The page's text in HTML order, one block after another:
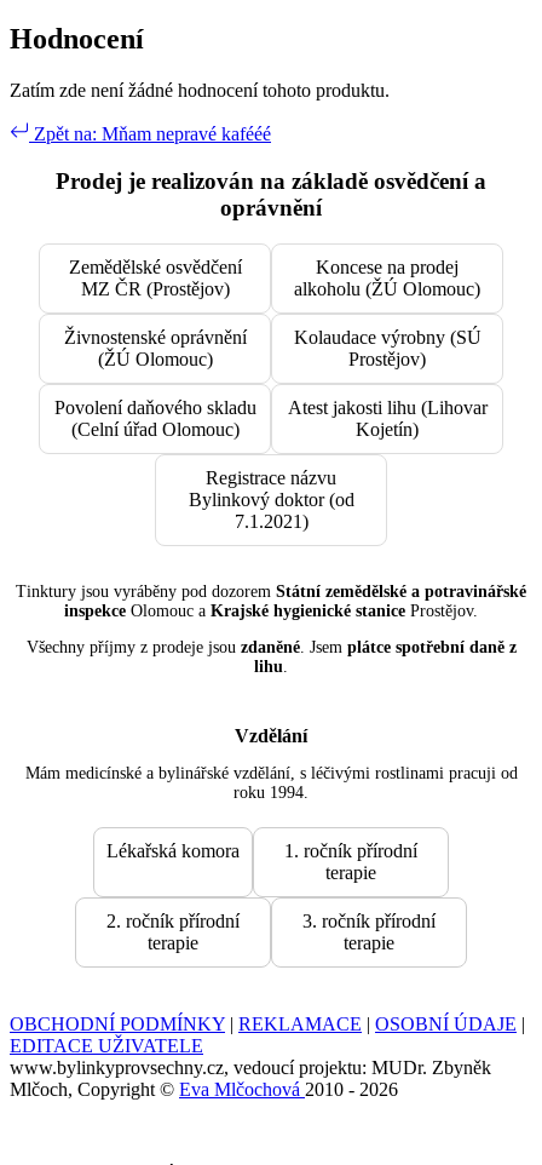
Hodnocení
Zatím zde není žádné hodnocení tohoto produktu.
Zpět na: Mňam nepravé kafééé
Prodej je realizován na základě osvědčení a
oprávnění
Zemědělské osvědčení
MZ ČR (Prostějov)
Koncese na prodej
alkoholu (ŽÚ Olomouc)
Živnostenské oprávnění
(ŽÚ Olomouc)
Kolaudace výrobny (SÚ
Prostějov)
Povolení daňového skladu
(Celní úřad Olomouc)
Atest jakosti lihu (Lihovar
Kojetín)
Registrace názvu
Bylinkový doktor (od
7.1.2021)
Tinktury jsou vyráběny pod dozorem Státní zemědělské a potravinářské
inspekce Olomouc a Krajské hygienické stanice Prostějov.
Všechny příjmy z prodeje jsou zdaněné. Jsem plátce spotřební daně z
lihu.
Vzdělání
Mám medicínské a bylinářské vzdělání, s léčivými rostlinami pracuji od
roku 1994.
Lékařská komora
1. ročník přírodní
terapie
2. ročník přírodní
terapie
3. ročník přírodní
terapie
OBCHODNÍ PODMÍNKY | REKLAMACE | OSOBNÍ ÚDAJE |
EDITACE UŽIVATELE
www.bylinkyprovsechny.cz, vedoucí projektu: MUDr. Zbyněk
Mlčoch, Copyright © Eva Mlčochová 2010 - 2026